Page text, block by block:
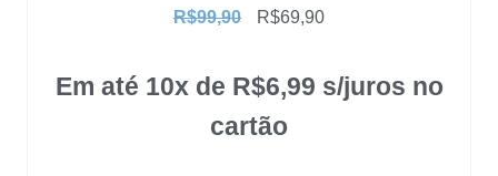
R$99,90 R$69,90
Em até 10x de R$6,99 s/juros no
cartão